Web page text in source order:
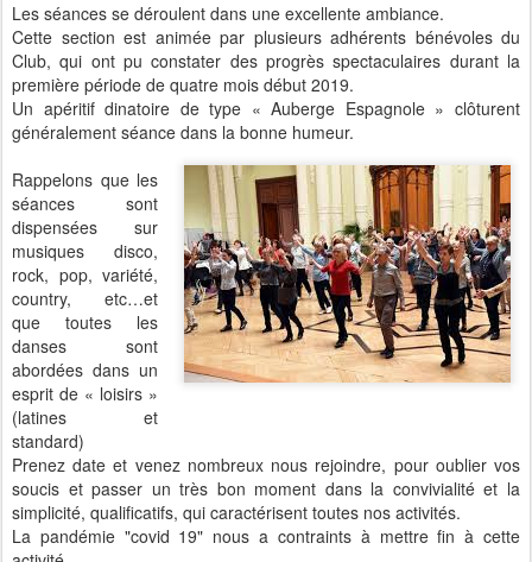
Les séances se déroulent dans une excellente ambiance.
Cette section est animée par plusieurs adhérents bénévoles du
Club, qui ont pu constater des progrès spectaculaires durant la
première période de quatre mois début 2019.
Un apéritif dinatoire de type « Auberge Espagnole » clôturent
généralement séance dans la bonne humeur.
Rappelons que les
séances sont
dispensées sur
musiques disco,
rock, pop, variété,
country, etc…et
que toutes les
danses sont
abordées dans un
esprit de « loisirs »
(latines et
standard)
Prenez date et venez nombreux nous rejoindre, pour oublier vos
soucis et passer un très bon moment dans la convivialité et la
simplicité, qualificatifs, qui caractérisent toutes nos activités.
La pandémie "covid 19" nous a contraints à mettre fin à cette